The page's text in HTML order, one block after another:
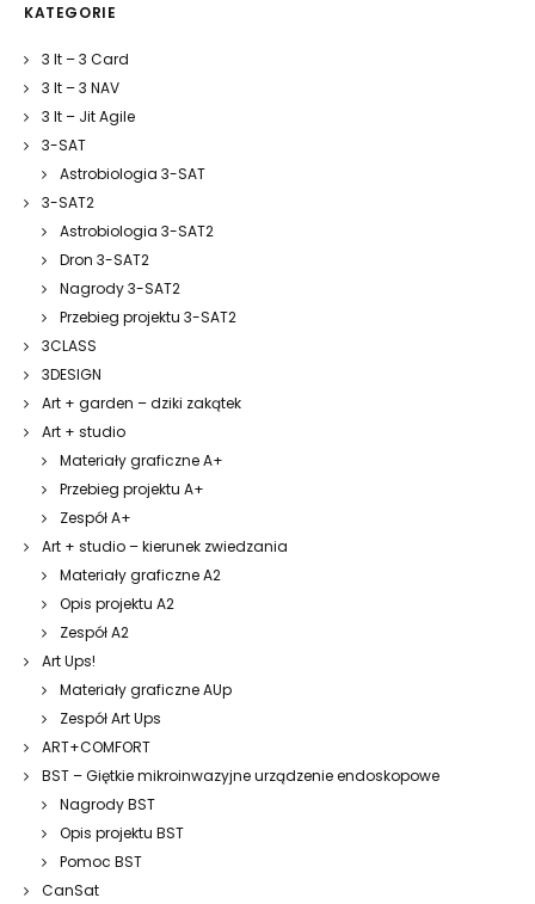
KATEGORIE
3 It – 3 Card
3 It – 3 NAV
3 It – Jit Agile
3-SAT
Astrobiologia 3-SAT
3-SAT2
Astrobiologia 3-SAT2
Dron 3-SAT2
Nagrody 3-SAT2
Przebieg projektu 3-SAT2
3CLASS
3DESIGN
Art + garden – dziki zakątek
Art + studio
Materiały graficzne A+
Przebieg projektu A+
Zespół A+
Art + studio – kierunek zwiedzania
Materiały graficzne A2
Opis projektu A2
Zespół A2
Art Ups!
Materiały graficzne AUp
Zespół Art Ups
ART+COMFORT
BST – Giętkie mikroinwazyjne urządzenie endoskopowe
Nagrody BST
Opis projektu BST
Pomoc BST
CanSat